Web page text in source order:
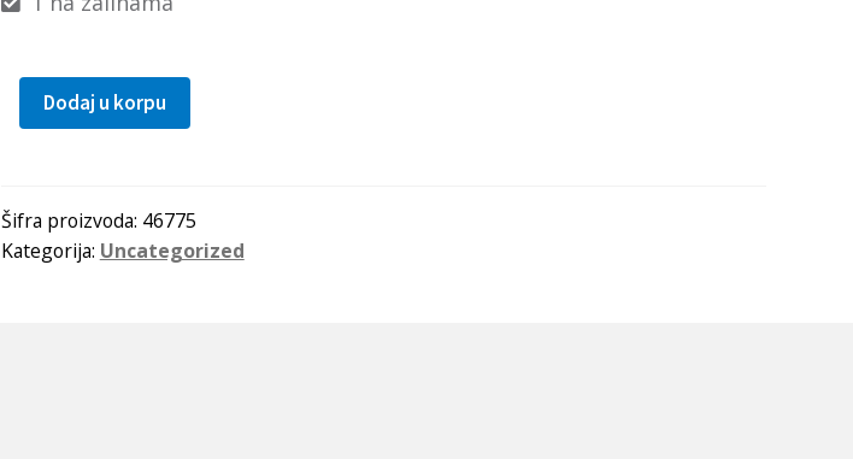
Caura
SKF
količina
Dodaj u korpu
Šifra proizvoda: 46775
Kategorija: Uncategorized